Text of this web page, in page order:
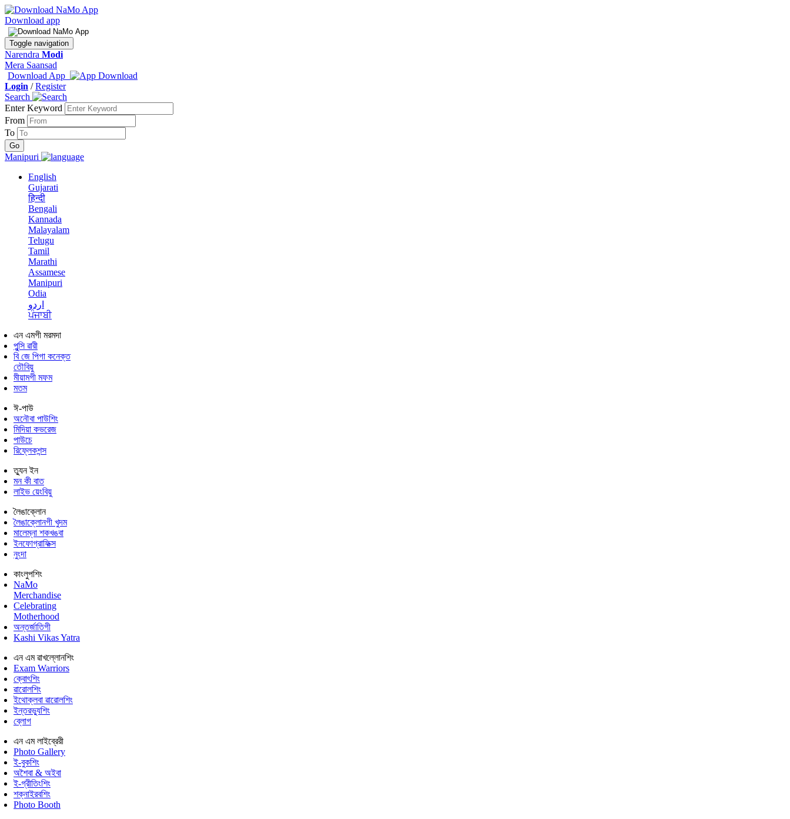
Download app
Toggle navigation
Narendra Modi
Mera Saansad
Download App
Login /Register
Search
Enter Keyword
From
To
Manipuri
English
Gujarati
हिन्दी
Bengali
Kannada
Malayalam
Telugu
Tamil
Marathi
Assamese
Manipuri
Odia
اردو
ਪੰਜਾਬੀ
এন এমগী মরমদা
পুন্সি ৱারী
বি জে পিগা কনেক্ত
তৌবিয়ু
মীয়ামগী মফম
মতম
ঈ-পাউ
অনৌবা পাউশিং
মিদিয়া কভরেজ
পাউচে
রিফ্লেকশন্স
ত্যুন ইন
মন কী বাত
লাইভ য়েংবিয়ু
লৈঙাক্লোন
লৈঙাক্লোনগী খুদম
মালেম্না শকখঙবা
ইনফোগ্রাফিক্স
নুংদা
কাংলুপশিং
NaMo
Merchandise
Celebrating
Motherhood
অন্তর্জাতিগী
Kashi Vikas Yatra
এন এম ৱাখল্লোনশিং
Exam Warriors
ক্বোৎশিং
ৱারোলশিং
ইথোক্লবা ৱারোলশিং
ইন্তরভ্যুশিং
ব্লোগ
এন এম লাইব্রেরী
Photo Gallery
ই-বুকশিং
অশৈবা & অইবা
ই-গ্রীতিংশিং
শক্নাইরবশিং
Photo Booth